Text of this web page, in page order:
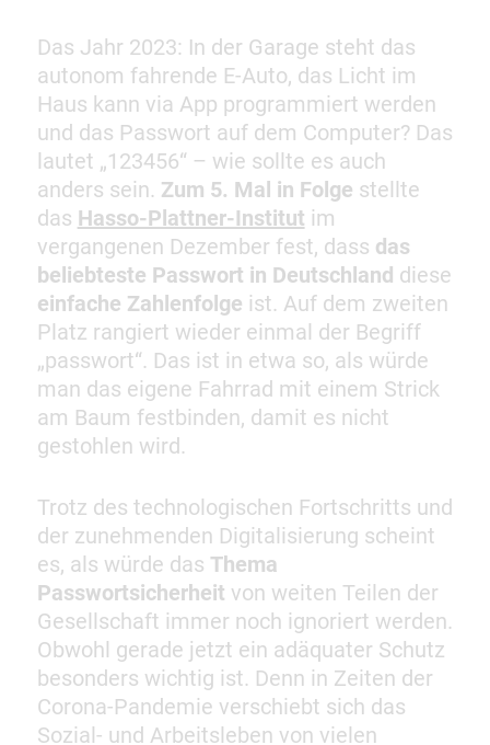
Das Jahr 2023: In der Garage steht das
autonom fahrende E-Auto, das Licht im
Haus kann via App programmiert werden
und das Passwort auf dem Computer? Das
lautet „123456“ – wie sollte es auch
anders sein. Zum 5. Mal in Folge stellte
das Hasso-Plattner-Institut im
vergangenen Dezember fest, dass das
beliebteste Passwort in Deutschland diese
einfache Zahlenfolge ist. Auf dem zweiten
Platz rangiert wieder einmal der Begriff
„passwort“. Das ist in etwa so, als würde
man das eigene Fahrrad mit einem Strick
am Baum festbinden, damit es nicht
gestohlen wird.
Trotz des technologischen Fortschritts und
der zunehmenden Digitalisierung scheint
es, als würde das Thema
Passwortsicherheit von weiten Teilen der
Gesellschaft immer noch ignoriert werden.
Obwohl gerade jetzt ein adäquater Schutz
besonders wichtig ist. Denn in Zeiten der
Corona-Pandemie verschiebt sich das
Sozial- und Arbeitsleben von vielen